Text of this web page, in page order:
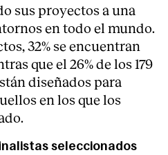
sus proyectos a una
en todo el mundo.
32% se encuentran
que el 26% de los 179
diseñados para
en los que los
seleccionados